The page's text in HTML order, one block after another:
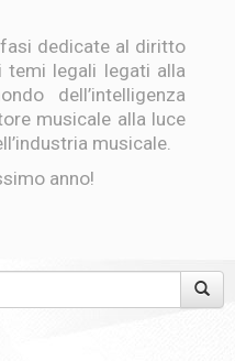
dedicate al diritto
temi legali legati alla
dell’intelligenza
musicale alla luce
musicale.
anno!